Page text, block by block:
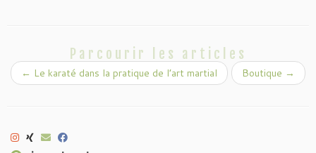
Parcourir les articles
← Le karaté dans la pratique de l’art martial Boutique →